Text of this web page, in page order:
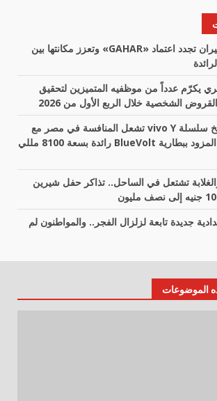
مستشفى مصر للطيران تجدد اعتماد «GAHAR» وتعزز مكانتها بين
يكرّم عدداً من موظفيه المتميزين لتحقيق
الشخصية خلال الربع الأول من 2026
أكبر بطارية في تاريخ سلسلة vivo Y تشعل المنافسة في مصر مع
إطلاق vivo Y500، المزود ببطارية BlueVolt رائدة بسعة 8100 مللي
تشتعل في الساحل.. تذاكر حفل شيرين
هزة ارتدادية جديدة تابعة لزلزال الفجر.. والمواطنون لم
الموضوعات